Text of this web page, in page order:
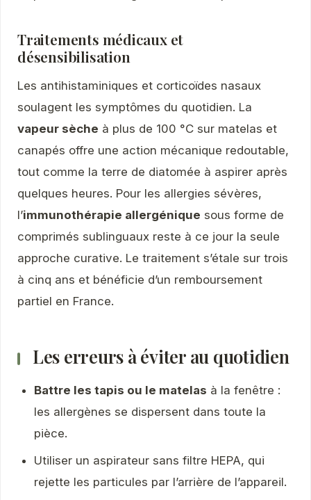
Traitements médicaux et
désensibilisation
Les antihistaminiques et corticoïdes nasaux
soulagent les symptômes du quotidien. La
vapeur sèche à plus de 100 °C sur matelas et
canapés offre une action mécanique redoutable,
tout comme la terre de diatomée à aspirer après
quelques heures. Pour les allergies sévères,
l’immunothérapie allergénique sous forme de
comprimés sublinguaux reste à ce jour la seule
approche curative. Le traitement s’étale sur trois
à cinq ans et bénéficie d’un remboursement
partiel en France.
Les erreurs à éviter au quotidien
Battre les tapis ou le matelas à la fenêtre :
les allergènes se dispersent dans toute la
pièce.
Utiliser un aspirateur sans filtre HEPA, qui
rejette les particules par l’arrière de l’appareil.